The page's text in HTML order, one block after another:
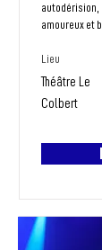
autodérision,
amoureux et
Lieu
Théâtre Le
Colbert